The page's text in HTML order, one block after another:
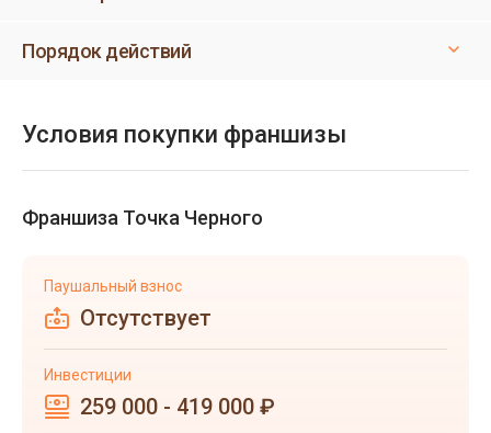
Порядок действий
Условия покупки франшизы
Франшиза Точка Черного
Паушальный взнос
Отсутствует
Инвестиции
259 000 - 419 000 ₽